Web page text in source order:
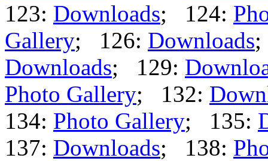
123: Downloads; 124:
Gallery; 126: Downloads
Downloads; 129:
Photo Gallery; 132:
134: Photo Gallery; 135:
137: Downloads; 138: